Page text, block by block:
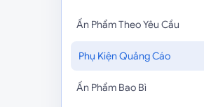
Ấn Phẩm Theo Yêu Cầu
Phụ Kiện Quảng Cáo
Ấn Phẩm Bao Bì